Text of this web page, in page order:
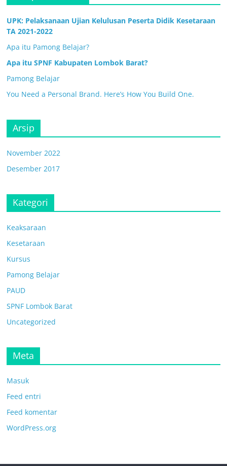
UPK: Pelaksanaan Ujian Kelulusan Peserta Didik Kesetaraan
TA 2021-2022
Apa itu Pamong Belajar?
Apa itu SPNF Kabupaten Lombok Barat?
Pamong Belajar
You Need a Personal Brand. Here’s How You Build One.
Arsip
November 2022
Desember 2017
Kategori
Keaksaraan
Kesetaraan
Kursus
Pamong Belajar
PAUD
SPNF Lombok Barat
Uncategorized
Meta
Masuk
Feed entri
Feed komentar
WordPress.org